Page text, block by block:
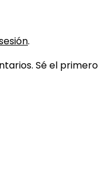
.
Sé el